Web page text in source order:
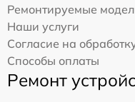
Ремонтируемые
Наши услуги
Согласие на
Способы оплаты
Ремонт